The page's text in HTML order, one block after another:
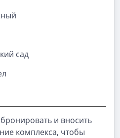
сад
и вносить
комплекса, чтобы